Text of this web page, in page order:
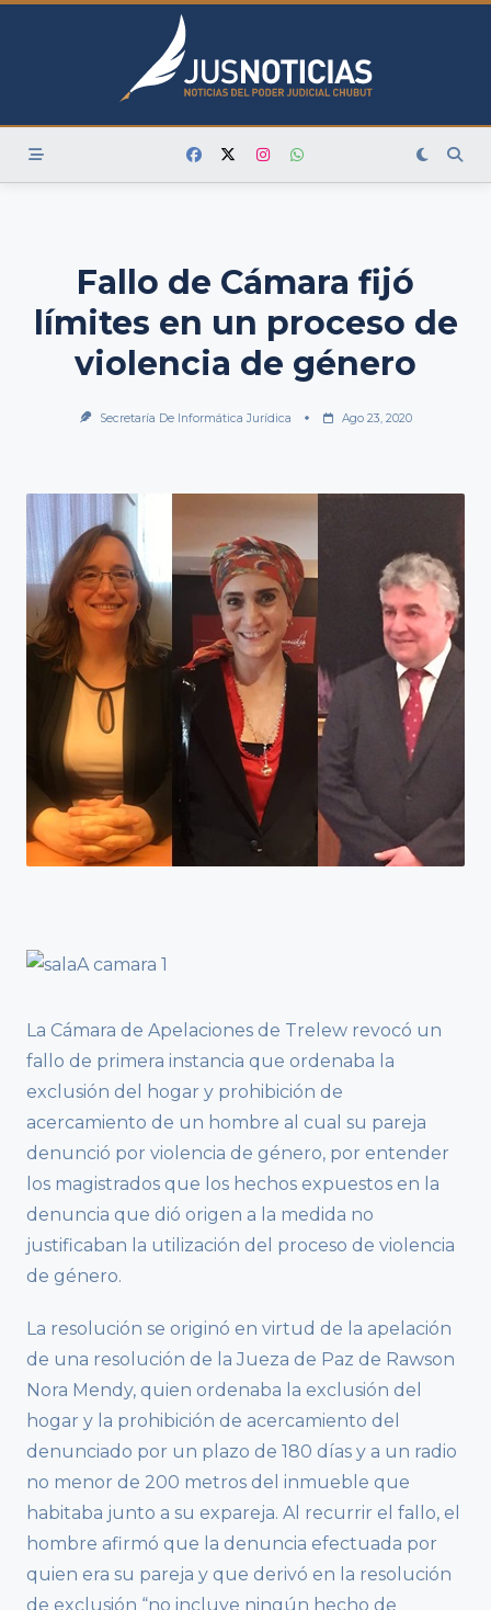
Skip
Fallo de Cámara fijó
límites en un proceso de
violencia de género
Secretaría De Informática Jurídica Ago 23, 2020
La Cámara de Apelaciones de Trelew revocó un
fallo de primera instancia que ordenaba la
exclusión del hogar y prohibición de
acercamiento de un hombre al cual su pareja
denunció por violencia de género, por entender
los magistrados que los hechos expuestos en la
denuncia que dió origen a la medida no
justificaban la utilización del proceso de violencia
de género.
La resolución se originó en virtud de la apelación
de una resolución de la Jueza de Paz de Rawson
Nora Mendy, quien ordenaba la exclusión del
hogar y la prohibición de acercamiento del
denunciado por un plazo de 180 días y a un radio
no menor de 200 metros del inmueble que
habitaba junto a su expareja. Al recurrir el fallo, el
hombre afirmó que la denuncia efectuada por
quien era su pareja y que derivó en la resolución
de exclusión “no incluye ningún hecho de